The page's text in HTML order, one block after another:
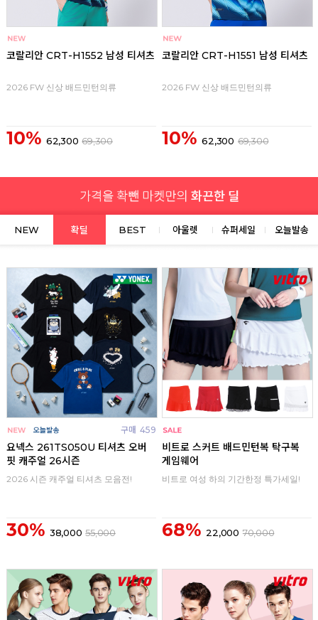
코랄리안 CRT-H1552 남성 티셔츠
2026 FW 신상 배드민턴의류
10% 62,300 69,300
코랄리안 CRT-H1551 남성 티셔츠
2026 FW 신상 배드민턴의류
10% 62,300 69,300
NEW 확딜 BEST 아울렛 슈퍼세일 오늘발송
구매 459
요넥스 261TS050U 티셔츠 오버
핏 캐주얼 26시즌
2026 시즌 캐주얼 티셔츠 모음전!
30% 38,000 55,000
비트로 스커트 배드민턴복 탁구복
게임웨어
비트로 여성 하의 기간한정 특가세일!
68% 22,000 70,000